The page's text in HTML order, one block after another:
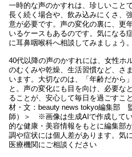
一時的な声のかすれは、珍しいこと
長く続く場合や、飲み込みにくさ、
意が必要です。声の変化の裏に、更
いるケースもあるのです。気になる
に耳鼻咽喉科へ相談してみましょう。
40代以降の声のかすれには、女性ホ
のむくみや乾燥、生活習慣など、さ
います。大切なのは、「年齢だから
と。声の変化にも目を向け、必要な
ることが、安心して毎日を過ごすこ
材・文：beauty news tokyo編集部
師）＞ ※画像は生成AIで作成して
的な健康・美容情報をもとに編集
調や症状には個人差があります。気
医療機関にご相談ください